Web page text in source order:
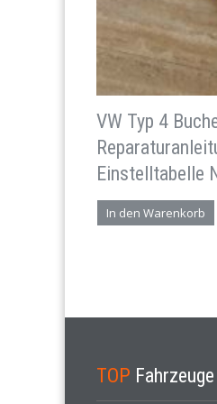
VW Typ 4
Einstelltabelle
In den Warenkorb
TOP Fahrzeuge